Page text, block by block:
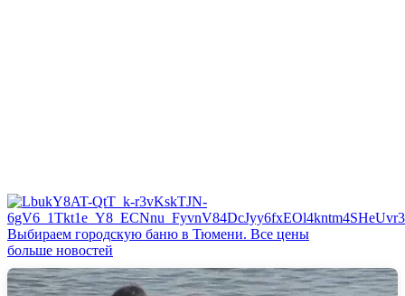
Выбираем городскую баню в Тюмени. Все цены
больше новостей